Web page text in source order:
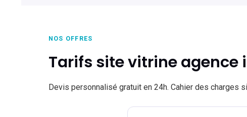
NOS OFFRES
Tarifs site vitrine
Devis personnalisé gratuit en 24h. Cahier des charges